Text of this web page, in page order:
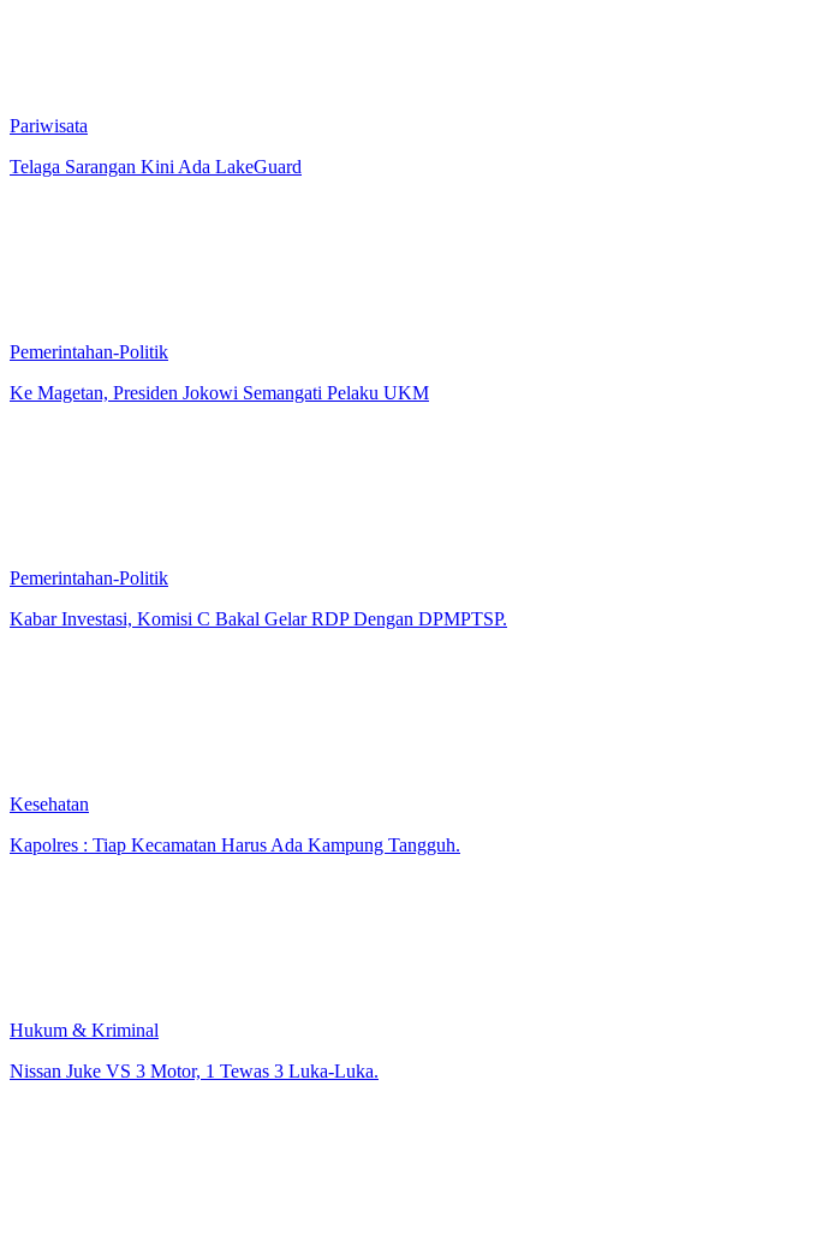
Pariwisata
Telaga Sarangan Kini Ada LakeGuard
Pemerintahan-Politik
Ke Magetan, Presiden Jokowi Semangati Pelaku UKM
Pemerintahan-Politik
Kabar Investasi, Komisi C Bakal Gelar RDP Dengan DPMPTSP.
Kesehatan
Kapolres : Tiap Kecamatan Harus Ada Kampung Tangguh.
Hukum & Kriminal
Nissan Juke VS 3 Motor, 1 Tewas 3 Luka-Luka.